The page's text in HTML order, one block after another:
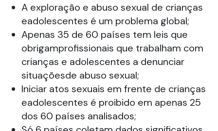
A exploração e abuso sexual de crianças
eadolescentes é um problema global;
Apenas 35 de 60 países tem leis que
obrigamprofissionais que trabalham com
crianças e adolescentes a denunciar
situaçõesde abuso sexual;
Iniciar atos sexuais em frente de crianças
eadolescentes é proibido em apenas 25
dos 60 países analisados;